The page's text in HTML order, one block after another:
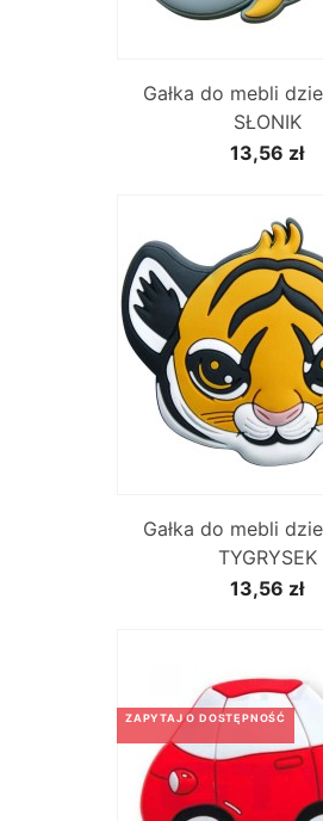
Gałka do mebli
SŁONIK
13,56 zł
Gałka do mebli
TYGRYSEK
13,56 zł
ZAPYTAJ O DOSTĘPNOŚĆ